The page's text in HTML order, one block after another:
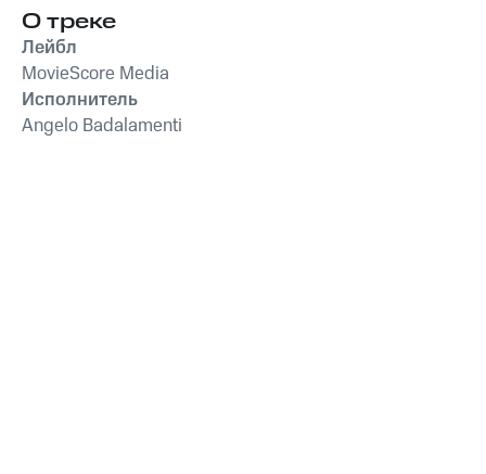
О треке
Лейбл
MovieScore Media
Исполнитель
Angelo Badalamenti